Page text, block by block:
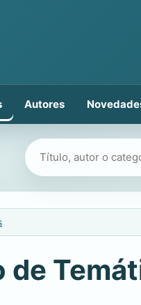
Autores
Buscar libros
de